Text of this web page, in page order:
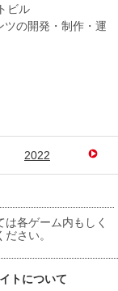
ビル
の開発・制作・運
2022
各ゲーム内もしく
さい。
トについて